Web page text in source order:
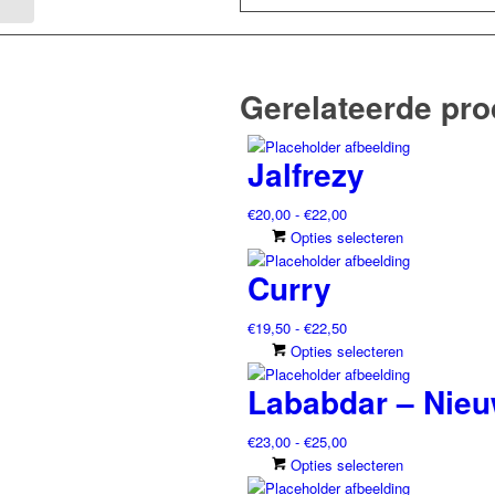
Gerelateerde
Jalfrezy
€20,00 - €22,00Prijsklasse:
€20,00
tot
Opties selecteren
kan
gekozen
Curry
€19,50 - €22,50Prijsklasse:
€19,50
tot
€22,50
Opties selecteren
heeft
meerdere
Lababdar –
€23,00 - €25,00Prijsklasse:
€23,00
tot
Opties selecteren